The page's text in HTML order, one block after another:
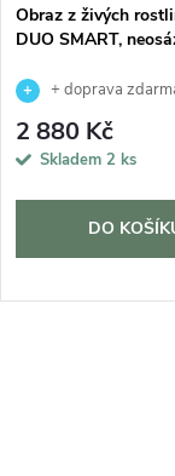
Obraz z živých
DUO SMART,
+ doprava
2 880 Kč
Skladem 2 ks
DO